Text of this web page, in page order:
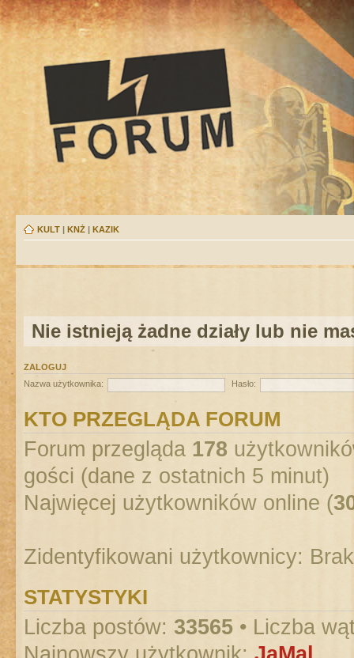
KULT | KNŻ | KAZIK
Nie istnieją żadne działy lub nie
ZALOGUJ
Nazwa użytkownika:
Hasło:
KTO PRZEGLĄDA FORUM
Forum przegląda 178
gości (dane z ostatnich 5 minut)
Najwięcej użytkowników online (
Zidentyfikowani użytkownicy:
STATYSTYKI
Liczba postów: 33565 • Liczba